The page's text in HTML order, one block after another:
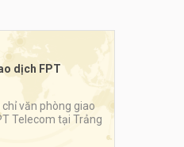
dịch FPT
văn phòng giao
Telecom tại Trảng